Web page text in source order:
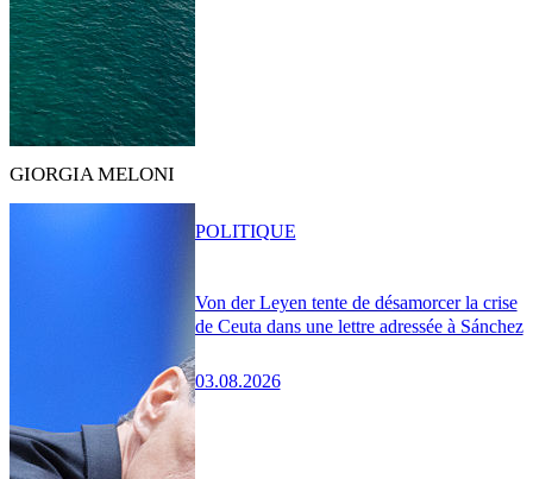
GIORGIA MELONI
Von der Leyen tente de désamorcer la crise
de Ceuta dans une lettre adressée à Sánchez
03.08.2026
POLITIQUE